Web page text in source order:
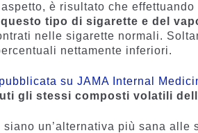
è risultato che
tipo di sigarette e del
nelle sigarette normali.
nettamente inferiori.
su JAMA Internal
gli stessi composti volatili
un’alternativa più sana alle